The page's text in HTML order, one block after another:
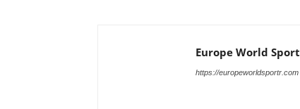
Europe World Sport
https://europeworldsportr.com